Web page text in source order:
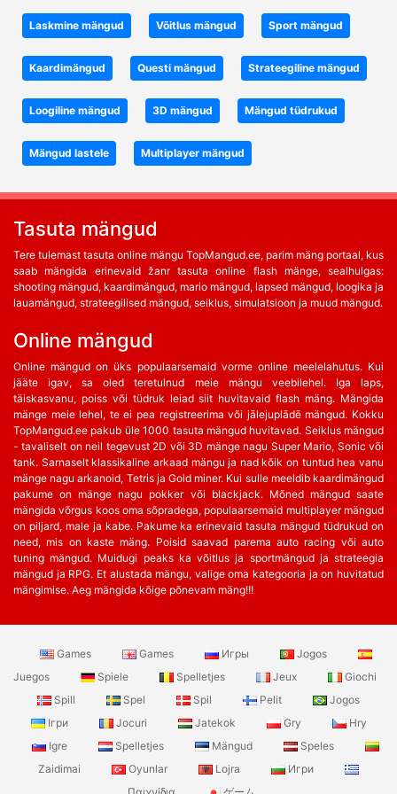
Laskmine mängud Võitlus mängud Sport mängud
Kaardimängud Questi mängud Strateegiline mängud
Loogiline mängud 3D mängud Mängud tüdrukud
Mängud lastele Multiplayer mängud
Tasuta mängud
Tere tulemast tasuta online mängu TopMangud.ee, parim mäng portaal, kus
saab mängida erinevaid žanr tasuta online flash mänge, sealhulgas:
shooting mängud, kaardimängud, mario mängud, lapsed mängud, loogika ja
lauamängud, strateegilised mängud, seiklus, simulatsioon ja muud mängud.
Online mängud
Online mängud on üks populaarsemaid vorme online meelelahutus. Kui
jääte igav, sa oled teretulnud meie mängu veebilehel. Iga laps,
täiskasvanu, poiss või tüdruk leiad siit huvitavaid flash mäng. Mängida
mänge meie lehel, te ei pea registreerima või jālejuplādē mängud. Kokku
TopMangud.ee pakub üle 1000 tasuta mängud huvitavad. Seiklus mängud
- tavaliselt on neil tegevust 2D või 3D mänge nagu Super Mario, Sonic või
tank. Sarnaselt klassikaline arkaad mängu ja nad kõik on tuntud hea vanu
mänge nagu arkanoid, Tetris ja Gold miner. Kui sulle meeldib kaardimängud
pakume on mänge nagu pokker või blackjack. Mõned mängud saate
mängida võrgus koos oma sõpradega, populaarsemaid multiplayer mängud
on piljard, male ja kabe. Pakume ka erinevaid tasuta mängud tüdrukud on
need, mis on kaste mäng. Poisid saavad parema auto racing või auto
tuning mängud. Muidugi peaks ka võitlus ja sportmängud ja strateegia
mängud ja RPG. Et alustada mängu, valige oma kategooria ja on huvitatud
mängimise. Aeg mängida kõige põnevam mäng!!!
Games Games Игры
Jogos
Juegos
Spiele Spelletjes Jeux
Giochi
Spill
Spel Spil Pelit
Jogos
Ігри
Jocuri Jatekok Gry
Hry
Igre
Spelletjes Mängud
Speles
Zaidimai
Oyunlar Lojra
Игри